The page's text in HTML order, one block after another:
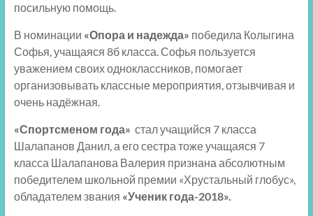
посильную помощь.
В номинации «Опора и надежда» победила Колыгина
Софья, учащаяся 8б класса. Софья пользуется
уважением своих одноклассников, помогает
организовывать классные мероприятия, отзывчивая и
очень надёжная.
«Спортсменом года» стал учащийся 7 класса
Шалапанов Данил, а его сестра тоже учащаяся 7
класса Шалапанова Валерия признана абсолютным
победителем школьной премии «Хрустальный глобус»,
обладателем звания «Ученик года-2018».